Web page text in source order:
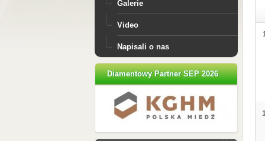
Galerie
Video
Napisali o nas
Diamentowy Partner SEP 2026